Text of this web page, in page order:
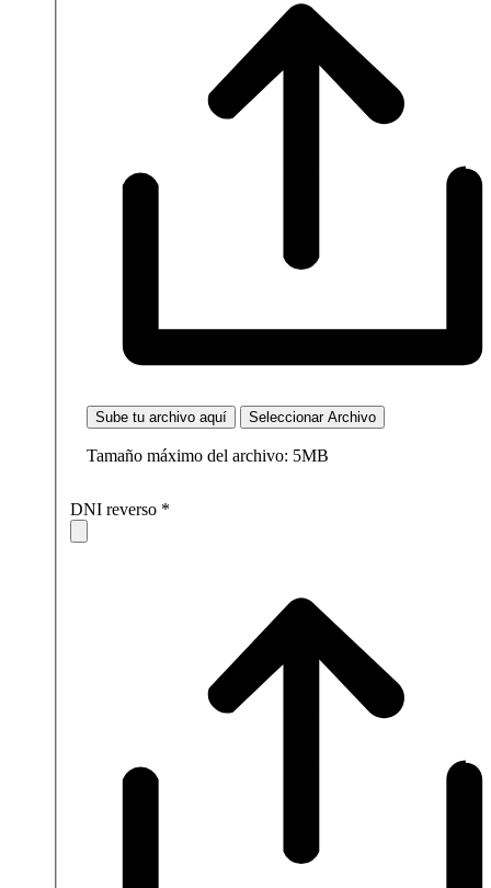
Sube tu archivo aquí Seleccionar Archivo
Tamaño máximo del archivo: 5MB
DNI reverso *